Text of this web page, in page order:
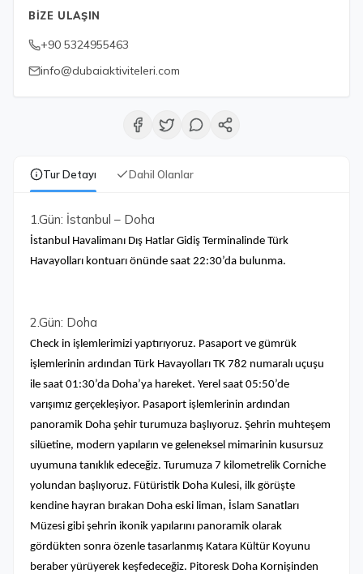
Tur Detayı Dahil Olanlar
1.Gün: İstanbul – Doha
İstanbul Havalimanı Dış Hatlar Gidiş Terminalinde Türk
Havayolları kontuarı önünde saat 22:30’da bulunma.
2.Gün: Doha
Check in işlemlerimizi yaptırıyoruz. Pasaport ve gümrük
işlemlerinin ardından Türk Havayolları TK 782 numaralı uçuşu
ile saat 01:30’da Doha’ya hareket. Yerel saat 05:50’de
varışımız gerçekleşiyor. Pasaport işlemlerinin ardından
panoramik Doha şehir turumuza başlıyoruz. Şehrin muhteşem
silüetine, modern yapıların ve geleneksel mimarinin kusursuz
uyumuna tanıklık edeceğiz. Turumuza 7 kilometrelik Corniche
yolundan başlıyoruz. Fütüristik Doha Kulesi, ilk görüşte
kendine hayran bırakan Doha eski liman, İslam Sanatları
Müzesi gibi şehrin ikonik yapılarını panoramik olarak
gördükten sonra özenle tasarlanmış Katara Kültür Koyunu
beraber yürüyerek keşfedeceğiz. Pitoresk Doha Kornişinden
BIZE ULAŞIN
+90 5324955463
info@dubaiaktiviteleri.com